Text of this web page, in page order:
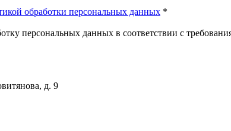
обработки персональных данных *
персональных данных в соответствии с
д. 9